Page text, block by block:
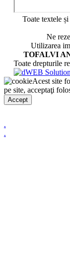
Toate textele
Ne
Utilizarea
TOFALVI
Toate drepturile
Acest site
pe site, acceptaţi
Accept
.
.